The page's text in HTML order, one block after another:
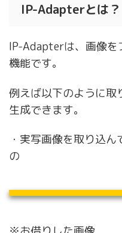
IP-Adapterとは？
IP-Adapterは、画像を
機能です。
例えば以下のように取
生成できます。
・ 実写画像を取り込ん
の